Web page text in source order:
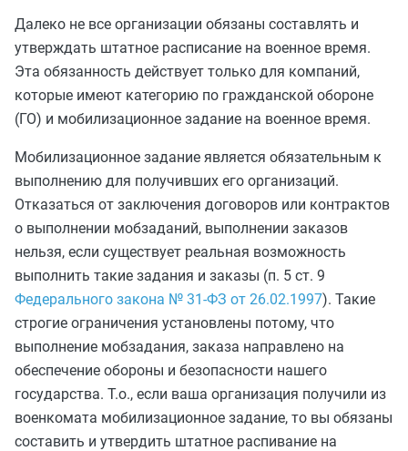
Далеко не все организации обязаны составлять и
утверждать штатное расписание на военное время.
Эта обязанность действует только для компаний,
которые имеют категорию по гражданской обороне
(ГО) и мобилизационное задание на военное время.
Мобилизационное задание является обязательным к
выполнению для получивших его организаций.
Отказаться от заключения договоров или контрактов
о выполнении мобзаданий, выполнении заказов
нельзя, если существует реальная возможность
выполнить такие задания и заказы (п. 5 ст. 9
Федерального закона № 31-ФЗ от 26.02.1997). Такие
строгие ограничения установлены потому, что
выполнение мобзадания, заказа направлено на
обеспечение обороны и безопасности нашего
государства. Т.о., если ваша организация получили из
военкомата мобилизационное задание, то вы обязаны
составить и утвердить штатное распивание на